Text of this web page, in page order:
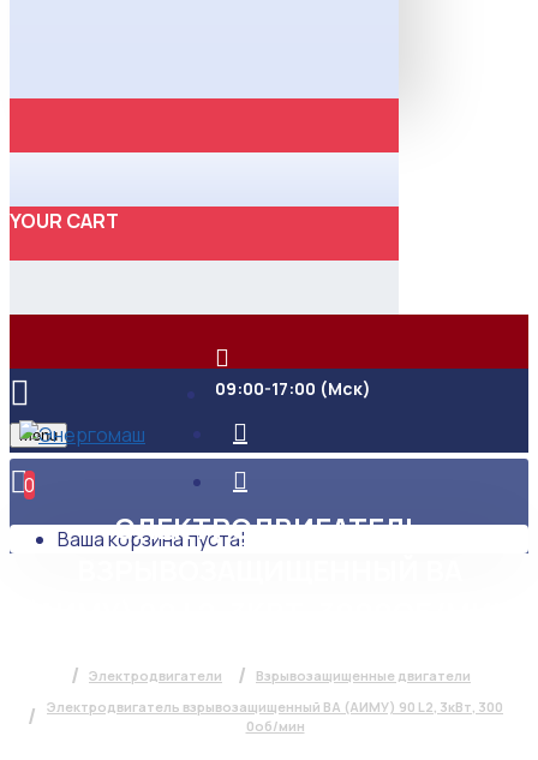
YOUR CART
09:00-17:00 (Мск)
Menu
0
Ваша корзина пуста!
ЭЛЕКТРОДВИГАТЕЛЬ
Электродвигатели
Взрывозащищенные двигатели
Электродвигатель взрывозащищенный ВА (АИМУ) 90 L2, 3кВт, 300
0об/мин